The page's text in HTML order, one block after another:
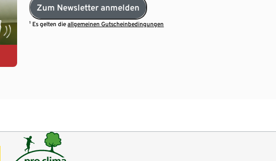
Zum Newsletter anmelden
¹ Es gelten dieallgemeinen Gutscheinbedingungen